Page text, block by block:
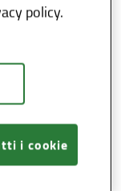
2008 sono
effettuati
virtù delle
F "Piano
policy.
i cookie